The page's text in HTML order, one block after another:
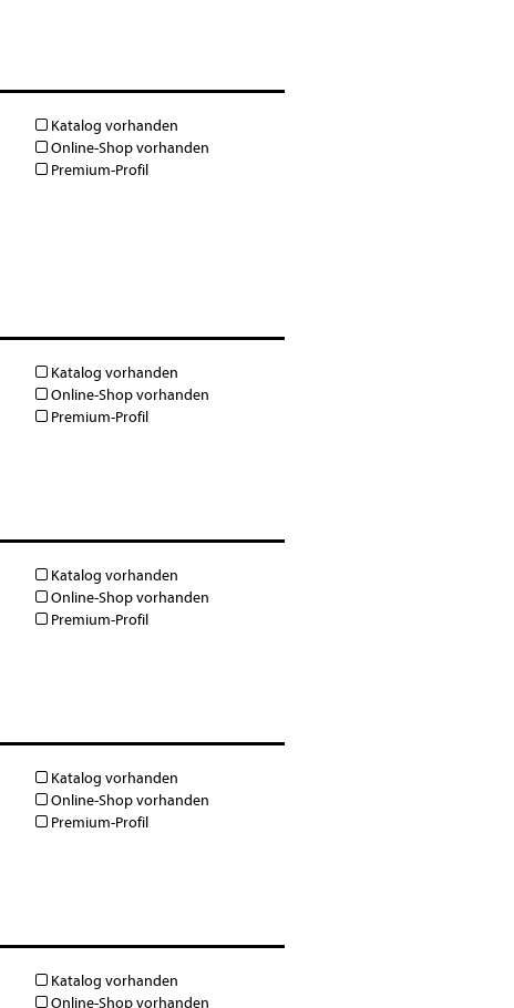
Katalog vorhanden
Online-Shop vorhanden
Premium-Profil
Katalog vorhanden
Online-Shop vorhanden
Premium-Profil
Katalog vorhanden
Online-Shop vorhanden
Premium-Profil
Katalog vorhanden
Online-Shop vorhanden
Premium-Profil
Katalog vorhanden
Online-Shop vorhanden